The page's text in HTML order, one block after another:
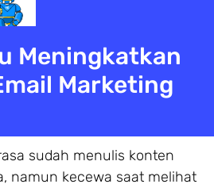
Meningkatkan
Marketing
sudah menulis konten
namun kecewa saat melihat